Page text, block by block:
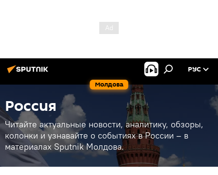
Молдова
РУС
Россия
Читайте актуальные новости, аналитику, обзоры,
колонки и узнавайте о событиях в России – в
материалах Sputnik Молдова.